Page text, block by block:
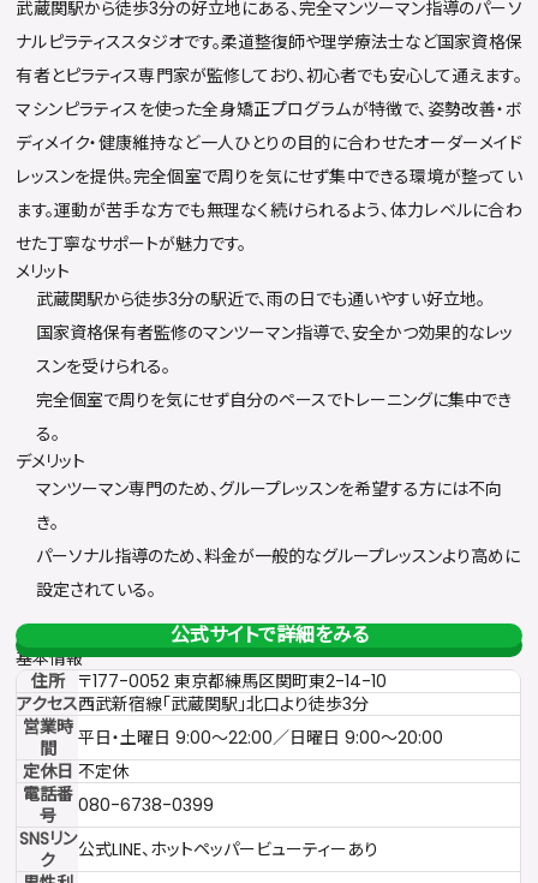
武蔵関駅から徒歩3分の好立地にある、完全マンツーマン指導のパーソ
ナルピラティススタジオです。柔道整復師や理学療法士など国家資格保
有者とピラティス専門家が監修しており、初心者でも安心して通えます。
マシンピラティスを使った全身矯正プログラムが特徴で、姿勢改善・ボ
ディメイク・健康維持など一人ひとりの目的に合わせたオーダーメイド
レッスンを提供。完全個室で周りを気にせず集中できる環境が整ってい
ます。運動が苦手な方でも無理なく続けられるよう、体力レベルに合わ
せた丁寧なサポートが魅力です。
メリット
武蔵関駅から徒歩3分の駅近で、雨の日でも通いやすい好立地。
国家資格保有者監修のマンツーマン指導で、安全かつ効果的なレッ
スンを受けられる。
完全個室で周りを気にせず自分のペースでトレーニングに集中でき
る。
デメリット
マンツーマン専門のため、グループレッスンを希望する方には不向
き。
パーソナル指導のため、料金が一般的なグループレッスンより高めに
設定されている。
公式サイトで詳細をみる
基本情報
住所
〒177-0052 東京都練馬区関町東2-14-10
アクセス西武新宿線「武蔵関駅」北口より徒歩3分
営業時
間
平日・土曜日 9:00〜22:00／日曜日 9:00〜20:00
定休日 不定休
電話番
号
080-6738-0399
SNSリン
ク
公式LINE、ホットペッパービューティーあり